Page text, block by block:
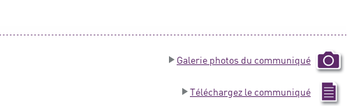
Galerie photos du communiqué
Téléchargez le communiqué